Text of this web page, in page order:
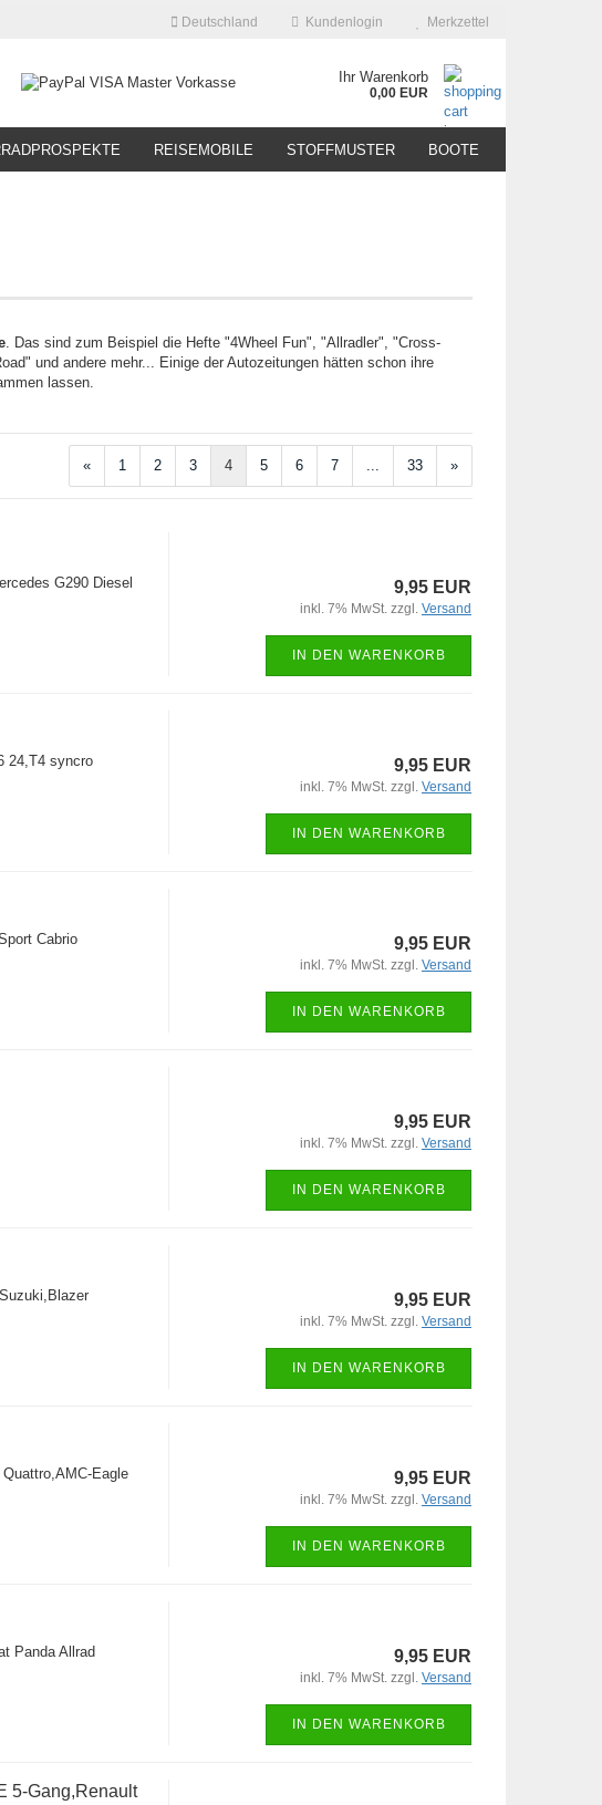
Deutschland Kundenlogin Merkzettel
Ihr Warenkorb
0,00 EUR
REISEMOBILE STOFFMUSTER BOOTE
. Das sind zum Beispiel die Hefte "4Wheel Fun", "Allradler", "Cross-
und andere mehr... Einige der Autozeitungen hätten schon ihre
lassen.
« 1 2 3 4 5 6 7 ... 33 »
G290 Diesel 9,95 EUR
inkl. 7% MwSt. zzgl. Versand
IN DEN WARENKORB
24,T4 syncro
9,95 EUR
inkl. 7% MwSt. zzgl. Versand
IN DEN WARENKORB
Cabrio 9,95 EUR
inkl. 7% MwSt. zzgl. Versand
IN DEN WARENKORB
9,95 EUR
inkl. 7% MwSt. zzgl. Versand
IN DEN WARENKORB
9,95 EUR
inkl. 7% MwSt. zzgl. Versand
IN DEN WARENKORB
Eagle 9,95 EUR
inkl. 7% MwSt. zzgl. Versand
IN DEN WARENKORB
Panda Allrad 9,95 EUR
inkl. 7% MwSt. zzgl. Versand
IN DEN WARENKORB
5-Gang,Renault